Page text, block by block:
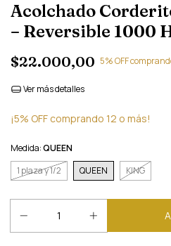
Acolchado
– Reversible 1000
$22.000,00 5% OFF
Ver más detalles
¡5% OFF comprando 12 o más!
Medida:QUEEN
1 plaza y 1/2
QUEEN KING